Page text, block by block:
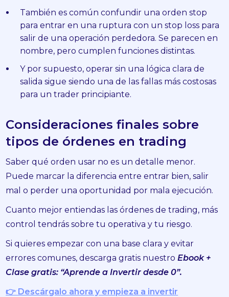
También es común confundir una orden stop
para entrar en una ruptura con un stop loss para
salir de una operación perdedora. Se parecen en
nombre, pero cumplen funciones distintas.
Y por supuesto, operar sin una lógica clara de
salida sigue siendo una de las fallas más costosas
para un trader principiante.
Consideraciones finales sobre
tipos de órdenes en trading
Saber qué orden usar no es un detalle menor.
Puede marcar la diferencia entre entrar bien, salir
mal o perder una oportunidad por mala ejecución.
Cuanto mejor entiendas las órdenes de trading, más
control tendrás sobre tu operativa y tu riesgo.
Si quieres empezar con una base clara y evitar
errores comunes, descarga gratis nuestroEbook +
Clase gratis: “Aprende a Invertir desde 0”.
👉 Descárgalo ahora y empieza a invertir